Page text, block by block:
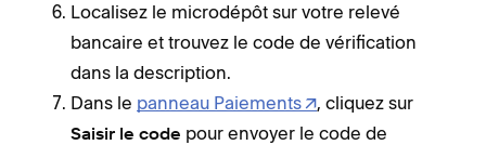
Localisez le microdépôt sur votre relevé
bancaire et trouvez le code de vérification
dans la description.
Dans le panneau Paiements , cliquez sur
Saisir le code pour envoyer le code de